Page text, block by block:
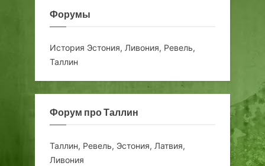
Форумы
История Эстония, Ливония, Ревель,
Таллин
Форум про Таллин
Таллин, Ревель, Эстония, Латвия,
Ливония